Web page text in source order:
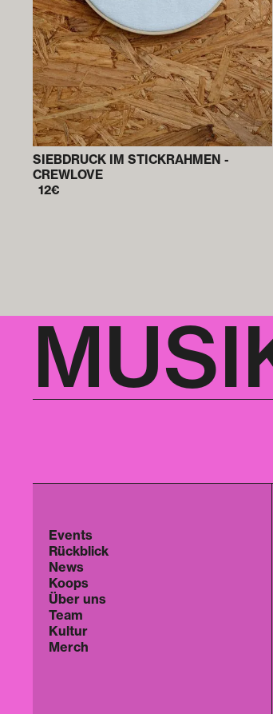
SIEBDRUCK IM STICKRAHMEN -
CREWLOVE
12€
Events
Rückblick
News
Koops
Über uns
Team
Kultur
Merch